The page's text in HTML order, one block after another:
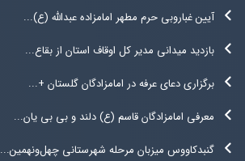
آیین غباروبی حرم مطهر امامزاده عبدالله (ع)...
بازدید میدانی مدیر کل اوقاف استان از بقاع...
برگزاری دعای عرفه در امامزادگان گلستان +...
معرفی امامزادگان قاسم (ع) دلند و بی بی یان...
گنبدکاووس میزبان مرحله شهرستانی چهل‌ونهمین...